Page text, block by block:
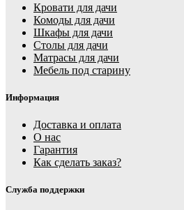
Кровати для дачи
Комоды для дачи
Шкафы для дачи
Столы для дачи
Матрасы для дачи
Мебель под старину
Информация
Доставка и оплата
О нас
Гарантия
Как сделать заказ?
Служба поддержки